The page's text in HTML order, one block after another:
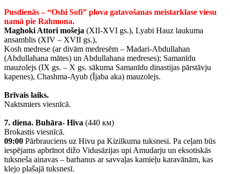
Pusdienās – “Oshi Sofi” plova gatavošanas meistarklase viesu
namā pie Rahmona.
Maghoki Attori mošeja (XII-XVI gs.), Lyabi Hauz laukuma
ansamblis (XIV – XVII gs.),
Kosh medrese (ar divām medresēm – Madari-Abdullahan
(Abdullahana mātes) un Abdullahana medreses); Samanīdu
mauzolejs (IX gs. – X gs. sākuma Samanīdu dinastijas pārstāvju
kapenes), Chashma-Ayub (Ījaba aka) mauzolejs.
Brīvais laiks.
Naktsmiers viesnīcā.
7. diena. Buhāra- Hiva (440 км)
Brokastis viesnīcā.
09:00 Pārbrauciens uz Hivu pa Kizilkuma tuksnesi. Pa ceļam būs
iespējams apbrīnot dižo Vidusāzijas upi Amudarju un eksotiskās
tuksneša ainavas – barhanus ar savvaļas kamieļu karavānām, kas
klejo plašajā tuksnesī.